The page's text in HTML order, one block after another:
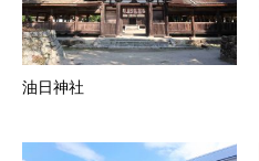
油日神社